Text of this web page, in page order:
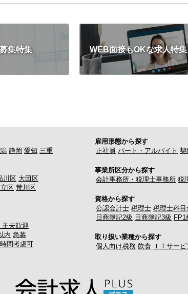
集特集 WEB面接もOKな求人特集
静岡 愛知 三重
川区 大田区
区 荒川区
主夫歓迎
内 急募
間考慮可
雇用形態から探す
正社員 パート・アルバイト 契
事業所区分から探す
会計事務所・税理士事務所 税
資格から探す
公認会計士 税理士 税理士科目
日商簿記2級 日商簿記3級 FP1
取り扱い業種から探す
個人向け税務 飲食 ＩＴサービ